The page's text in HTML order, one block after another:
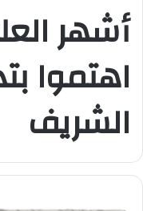
أشهر
اهتموا
الشريف